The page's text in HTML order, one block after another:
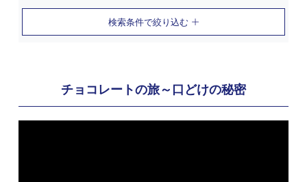
検索条件で絞り込む
チョコレートの旅～口どけの秘密